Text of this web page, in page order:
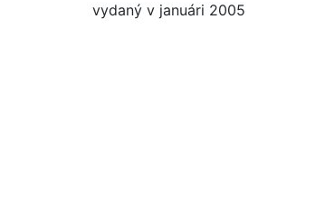
vydaný v januári 2005